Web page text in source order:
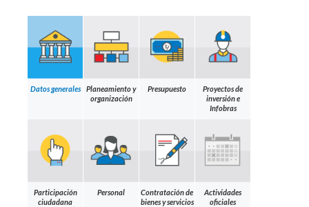
Datos generales
Planeamiento y
organización
Presupuesto
Proyectos de
inversión e
Infobras
Participación
ciudadana
Personal
Contratación de
bienes y servicios
Actividades
oficiales